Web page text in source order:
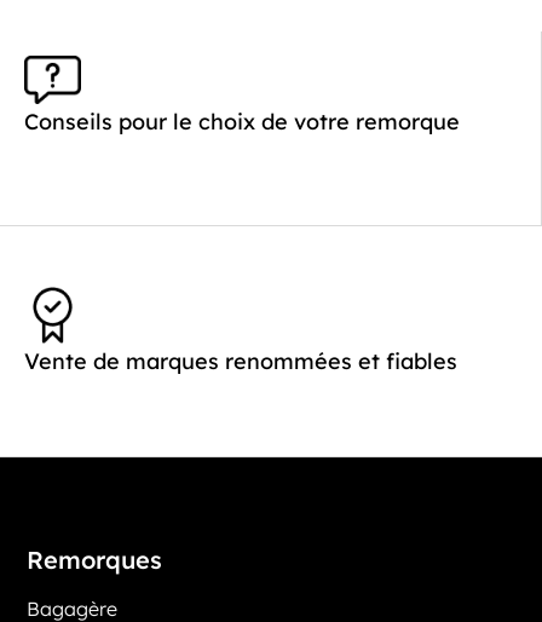
Conseils pour le choix de votre remorque
Vente de marques renommées et fiables
Remorques
Bagagère